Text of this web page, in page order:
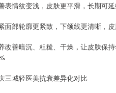
表情纹变浅，皮肤更平滑，长期可延
面部轮廓更紧致，下颌线更清晰，皮
改善暗沉、粗糙、干燥，让皮肤保持
三城轻医美抗衰差异化对比